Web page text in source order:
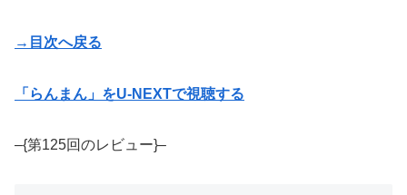
→目次へ戻る
「らんまん」をU-NEXTで視聴する
–{第125回のレビュー}–